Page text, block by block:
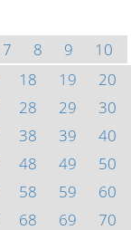
7 8 9
10
18 19
20
28 29
30
38 39
40
48 49
50
58 59
60
68 69
70